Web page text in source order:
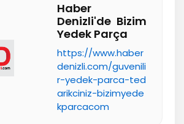
Haber
Denizli'de Bizim
Yedek Parça
https://www.haber
denizli.com/guvenili
r-yedek-parca-ted
arikciniz-bizimyede
kparcacom